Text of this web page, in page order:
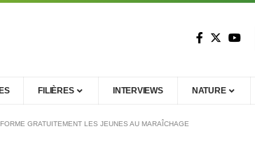
FILIÈRES INTERVIEWS NATURE
GRATUITEMENT LES JEUNES AU MARAÎCHAGE